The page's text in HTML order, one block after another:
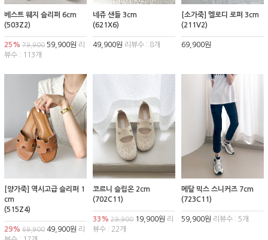
베스트 웨지 슬리퍼 6cm
(503Z2)
25% 79,900 59,900원 리
뷰수 : 113개
네쥬 샌들 3cm
(621X6)
49,900원 리뷰수 : 8개
[소가죽] 멜로디 로퍼 3cm
(211V2)
69,900원
[양가죽] 역시고급 슬리퍼 1
cm
(515Z4)
29% 69,900 49,900원 리
코르니 슬립온 2cm
(702C11)
33% 29,90019,900원 리
뷰수 : 22개
메탈 믹스 스니커즈 7cm
(723C11)
59,900원 리뷰수 : 5개